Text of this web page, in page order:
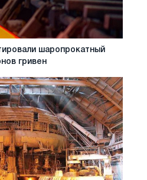
шаропрокатный
гривен